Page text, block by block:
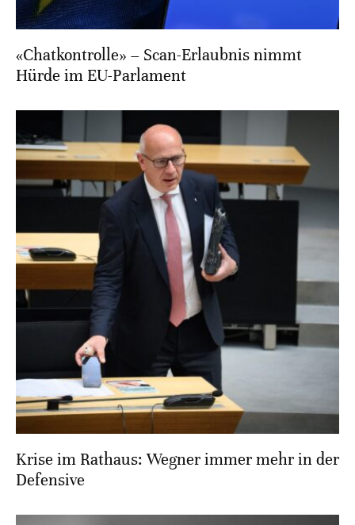
«Chatkontrolle» – Scan-Erlaubnis nimmt
Hürde im EU-Parlament
Krise im Rathaus: Wegner immer mehr in der
Defensive